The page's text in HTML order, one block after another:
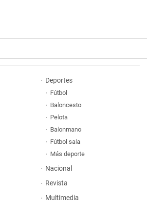
Deportes
Fútbol
Baloncesto
Pelota
Balonmano
Fútbol sala
Más deporte
Nacional
Revista
Multimedia